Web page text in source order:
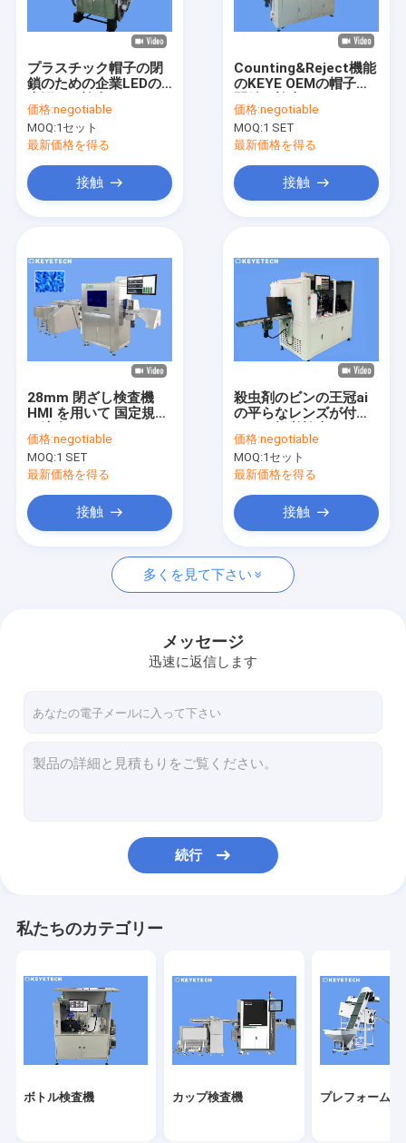
プロダクト
私達について
工場旅行
私達に連絡しなさい
ニュース
引用を要求しなさい
ボトル検査機
プレフォーム検査機
IML検査機
プラスチック帽子の閉
鎖のための企業LEDの
価格:negotiable
MOQ:1セット
最新価格を得る
接触
Counting&Reject機能
のKEYE OEMの帽子の
価格:negotiable
MOQ:1 SET
最新価格を得る
接触
28mm 閉ざし検査機
HMI を用いて 国定規格
価格:negotiable
MOQ:1 SET
最新価格を得る
接触
殺虫剤のビンの王冠ai
の平らなレンズが付い
ム
価格:negotiable
MOQ:1セット
最新価格を得る
接触
多くを見て下さい
メッセージ
迅速に返信します
続行
私たちのカテゴリー
ボトル検査機 カップ検査機 プレフォーム検